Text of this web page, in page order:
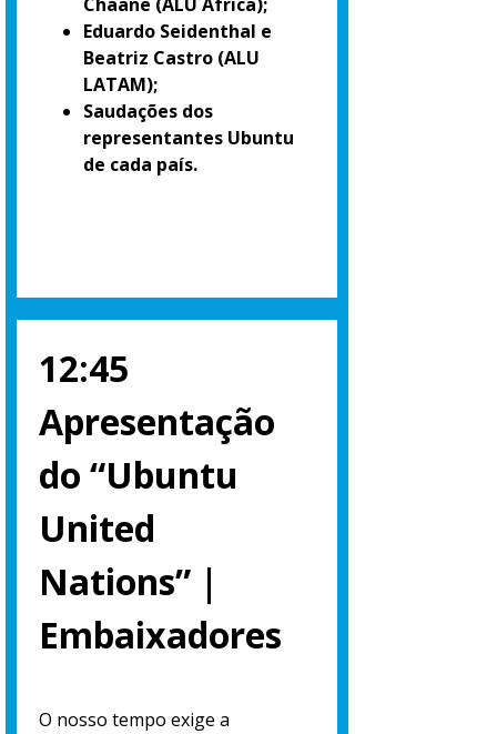
Eduardo Seidenthal e
Beatriz Castro (ALU
LATAM);
Saudações dos
representantes Ubuntu
de cada país.
12:45
Apresentação
do “Ubuntu
United
Nations” |
Embaixadores
O nosso tempo exige a